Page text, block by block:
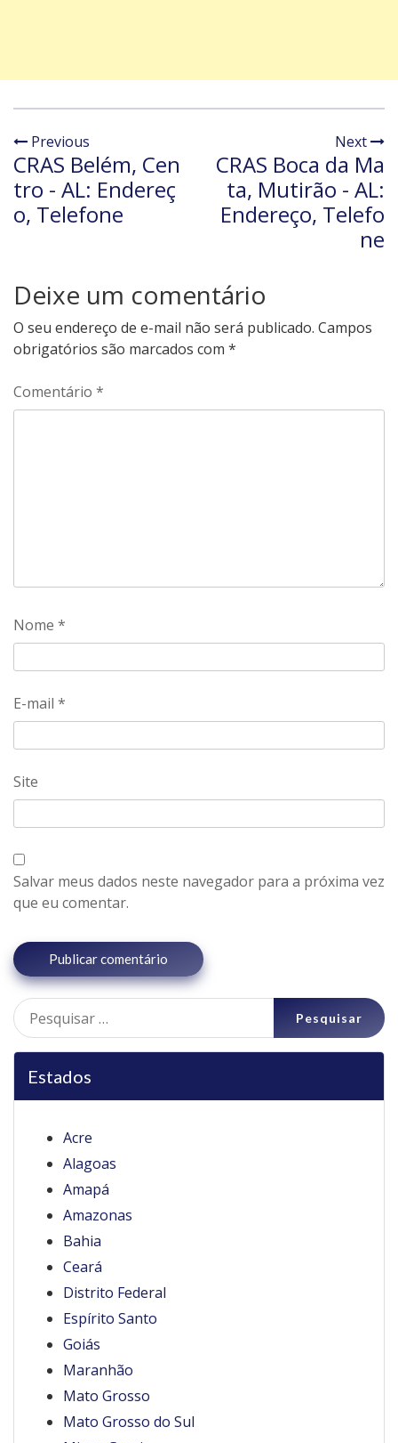
Previous
CRAS Belém, Cen
tro - AL: Endereç
o, Telefone
Next
CRAS Boca da Ma
ta, Mutirão - AL:
Endereço, Telefo
ne
Deixe um comentário
O seu endereço de e-mail não será publicado. Campos
obrigatórios são marcados com *
Comentário *
Nome *
E-mail *
Site
Salvar meus dados neste navegador para a próxima vez
que eu comentar.
Pesquisar
por:
Estados
Acre
Alagoas
Amapá
Amazonas
Bahia
Ceará
Distrito Federal
Espírito Santo
Goiás
Maranhão
Mato Grosso
Mato Grosso do Sul